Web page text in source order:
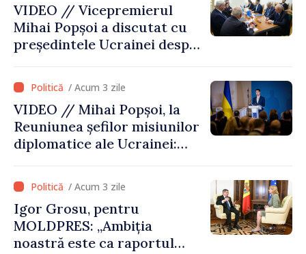
VIDEO // Vicepremierul
Mihai Popșoi a discutat cu
președintele Ucrainei despre
hidrologice din bazinul
râului Nistru și proiecte
comune în infrastructură și
energie
/ Acum 3 zile
VIDEO // Mihai Popșoi, la
Reuniunea șefilor misiunilor
diplomatice ale Ucrainei:
alegerea. Ne-am alăturat
Ucrainei”/ Acum 3 zile
Igor Grosu, pentru
MOLDPRES: „Ambiția
noastră este ca raportul